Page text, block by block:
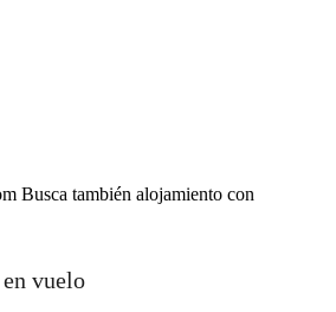
Busca también alojamiento con
vuelo